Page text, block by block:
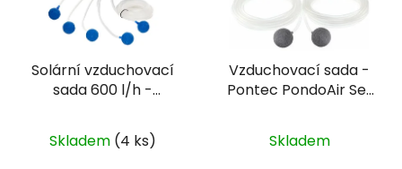
Solární vzduchovací
sada 600 l/h -
Skladem (4 ks)
Vzduchovací sada -
Pontec PondoAir Set
Skladem